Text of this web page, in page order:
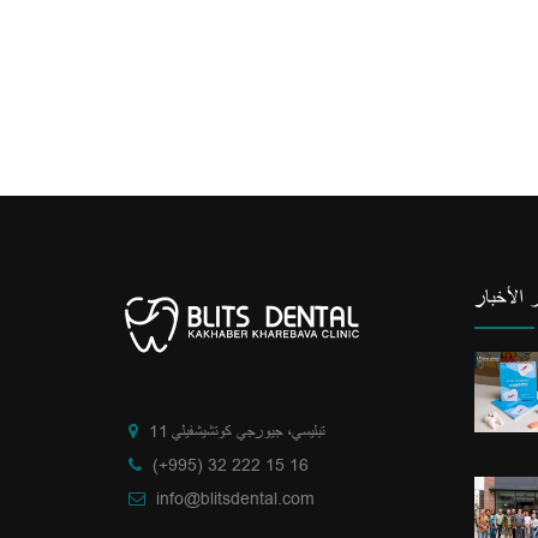
تبليسي، جيورجي كوتشيشفيلي 11
(+995) 32 222 15 16
info@blitsdental.com
الأخبار